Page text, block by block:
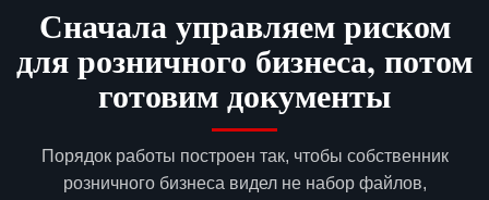
Сначала управляем риском
для розничного бизнеса, потом
готовим документы
Порядок работы построен так, чтобы собственник
розничного бизнеса видел не набор файлов,